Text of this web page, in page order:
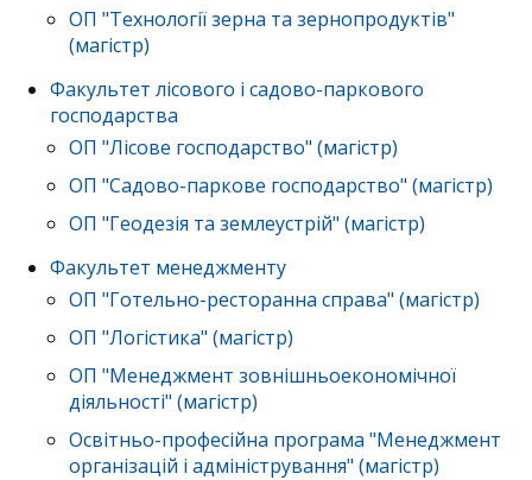
ОП "Технології зерна та зернопродуктів"
(магістр)
Факультет лісового і садово-паркового
господарства
ОП "Лісове господарство" (магістр)
ОП "Садово-паркове господарство" (магістр)
ОП "Геодезія та землеустрій" (магістр)
Факультет менеджменту
ОП "Готельно-ресторанна справа" (магістр)
ОП "Логістика" (магістр)
ОП "Менеджмент зовнішньоекономічної
діяльності" (магістр)
Освітньо-професійна програма "Менеджмент
організацій і адміністрування" (магістр)